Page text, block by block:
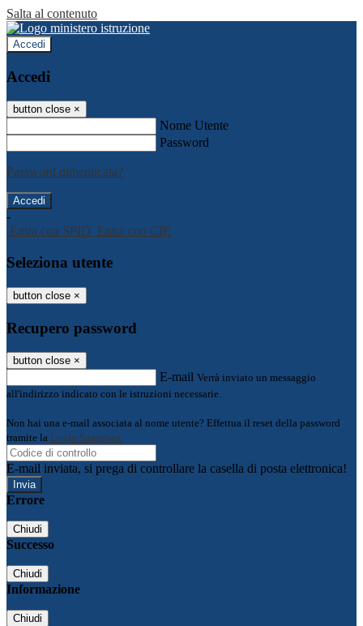
Salta al contenuto
Accedi
Accedi
button close ×
Nome Utente
Password
Password dimenticata?
-
Entra con SPID Entra con CIE
Seleziona utente
button close ×
Recupero password
button close ×
E-mail Verrà inviato un messaggio
all'indirizzo indicato con le istruzioni necessarie.
Non hai una e-mail associata al nome utente? Effettua il reset della password
tramite la Login Spaggiari
E-mail inviata, si prega di controllare la casella di posta elettronica!
Errore
Chiudi
Successo
Chiudi
Informazione
Chiudi